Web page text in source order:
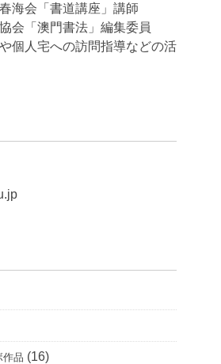
海会「書道講座」講師
会「澳門書法」編集委員
個人宅への訪問指導などの活
作品 (16)